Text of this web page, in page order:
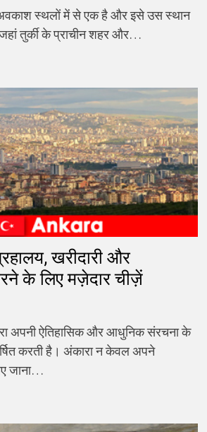
स्थलों में से एक है और इसे उस स्थान
तुर्की के प्राचीन शहर और…
खरीदारी और
के लिए मज़ेदार चीज़ें
अपनी ऐतिहासिक और आधुनिक संरचना के
करती है। अंकारा न केवल अपने
जाना…